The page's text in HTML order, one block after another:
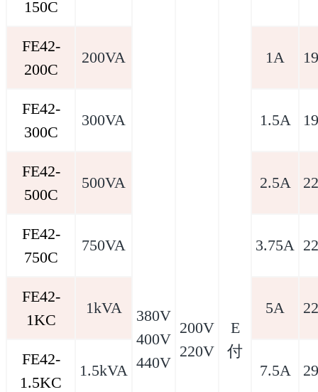
380V
400V
440V
200V
220V
E
付
150C
FE42-
200C
200VA 1A
FE42-
300C
300VA 1.5A
FE42-
500C
500VA 2.5A
FE42-
750C
750VA 3.75A
FE42-
1KC
1kVA 5A
FE42-
1.5KC
1.5kVA 7.5A